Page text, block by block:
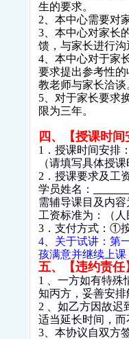
生的要求。
2、本中心需要对
3、本中心对家长
馈，与家长进行
4、本中心对于家
要求提出参考性
教老师与家长洽
5、对于家长要求
限为三年。
四、【授课时
1．授
（请填写具体授
2．授课要求及工
学员姓名：
需辅导
工资标准为：（
3．支付方式：①
4、关于试讲：第
孩满意并继续上
五、【违约责
1 、一方如有特殊
知丙方，妥善安
2 、如乙方因故迟
适当延长时间，
3、本协议自双方